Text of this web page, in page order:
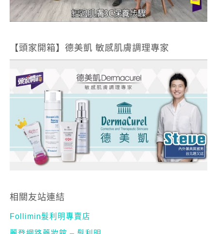
【頭家開箱】德美凱 敏感肌膚調理專家
相關友站連結
麗登網路藥妝館 – 髮利明
Dermacurel德美凱專賣店
麗登網路藥妝館 – 德美凱